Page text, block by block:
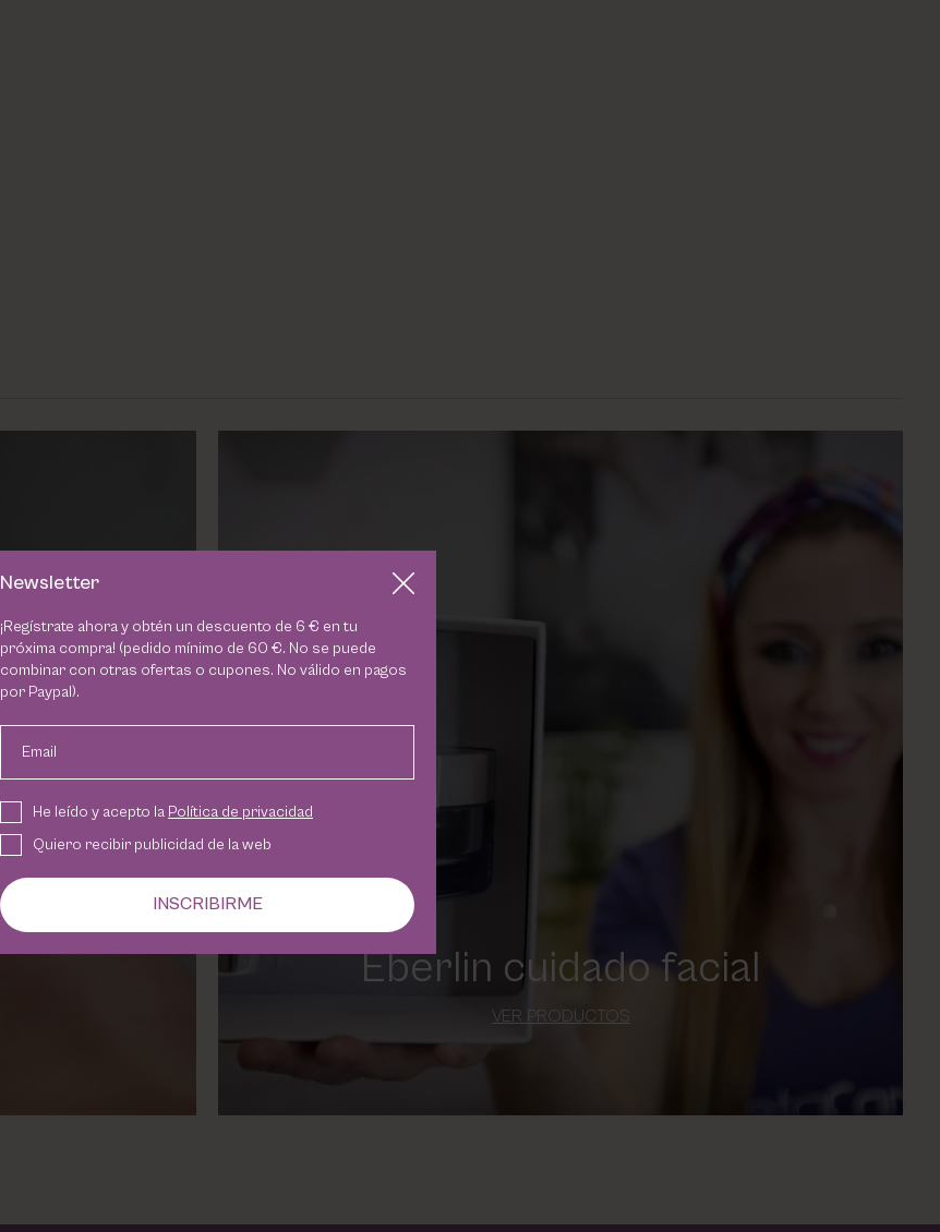
Eberlin cuidado facial
VER PRODUCTOS
Newsletter
¡Regístrate ahora y obtén un descuento de 6 € en tu
próxima compra! (pedido mínimo de 60 €. No se puede
combinar con otras ofertas o cupones. No válido en pagos
por Paypal).
Email
He leído y acepto la Política de privacidad
Quiero recibir publicidad de la web
INSCRIBIRME